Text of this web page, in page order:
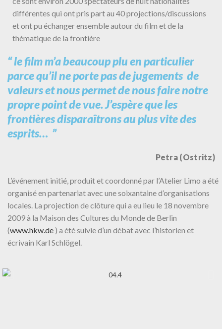
différentes qui ont pris part au 40 projections/discussions
et ont pu échanger ensemble autour du film et de la
thématique de la frontière
“ le film m’a beaucoup plu en particulier
parce qu’il ne porte pas de jugements de
valeurs et nous permet de nous faire notre
propre point de vue. J’espère que les
frontières disparaîtrons au plus vite des
esprits… ”
Petra (Ostritz)
L’événement initié, produit et coordonné par l’Atelier Limo a été
organisé en partenariat avec une soixantaine d’organisations
locales. La projection de clôture qui a eu lieu le 18 novembre
2009 à la Maison des Cultures du Monde de Berlin
(www.hkw.de ) a été suivie d’un débat avec l’historien et
écrivain Karl Schlögel.